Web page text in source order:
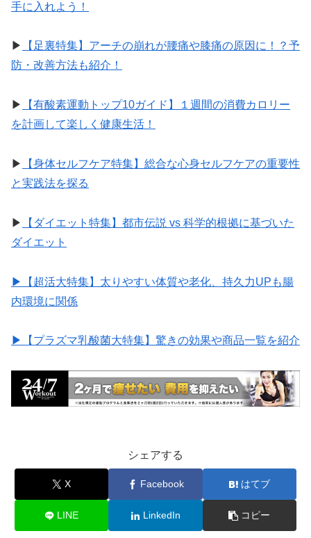
手に入れよう！
▶︎
【足裏特集】アーチの崩れが腰痛や膝痛の原因に！？予
防・改善方法も紹介！
▶︎
【有酸素運動トップ10ガイド】１週間の消費カロリー
を計画して楽しく健康生活！
▶︎
【身体セルフケア特集】総合な心身セルフケアの重要性
と実践法を探る
▶︎
【ダイエット特集】都市伝説 vs 科学的根拠に基づいた
ダイエット
▶︎【超活大特集】太りやすい体質や老化、持久力UPも腸
内環境に関係
▶︎【プラズマ乳酸菌大特集】驚きの効果や商品一覧を紹介
シェアする
X Facebook はてブ
LINE LinkedIn コピー